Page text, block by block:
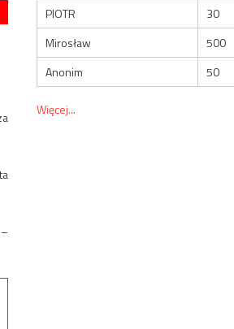
PIOTR
30
Mirosław
500
Anonim
50
Więcej...